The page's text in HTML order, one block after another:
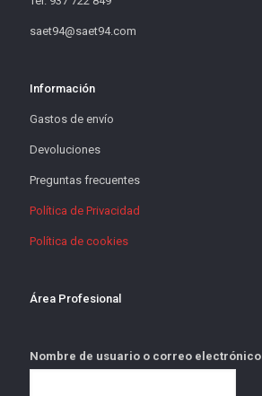
saet94@saet94.com
Información
Gastos de envío
Devoluciones
Preguntas frecuentes
Política de Privacidad
Política de cookies
Área Profesional
Nombre de usuario o correo electrónico